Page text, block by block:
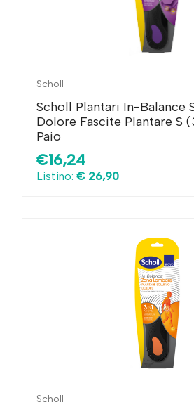
Scholl
Scholl Plantari In-Balance
Dolore Fascite Plantare S
Paio
€16,24
Listino: € 26,90
Scholl